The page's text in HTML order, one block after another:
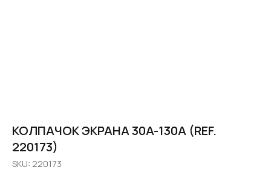
КОЛПАЧОК ЭКРАНА 30A-130A (REF.
220173)
SKU: 220173